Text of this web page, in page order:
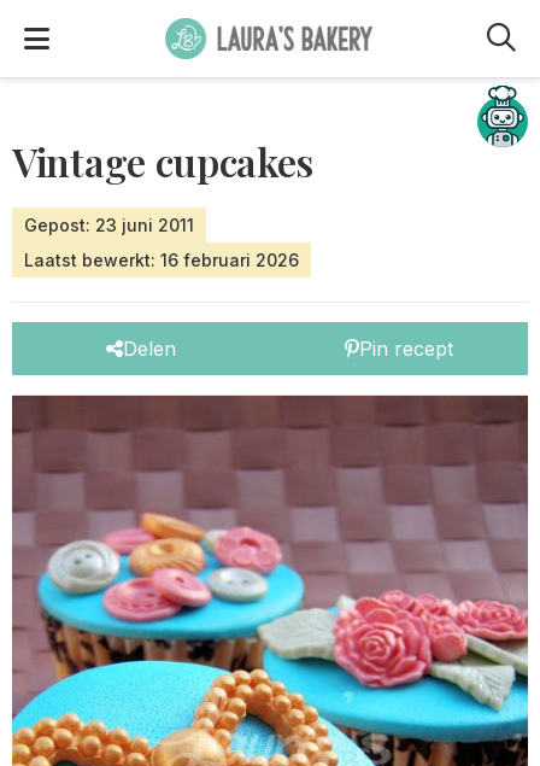
Vintage cupcakes
Gepost: 23 juni 2011
Laatst bewerkt: 16 februari 2026
Delen Pin recept